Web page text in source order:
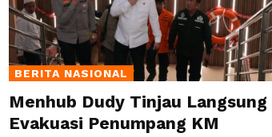
BERITA NASIONAL
Menhub Dudy Tinjau Langsung
Evakuasi Penumpang KM